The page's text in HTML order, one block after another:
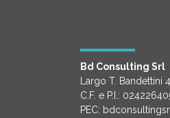
Bd Consulting Srl
Largo T. Bandettini
C.F. e P.I.:
PEC: